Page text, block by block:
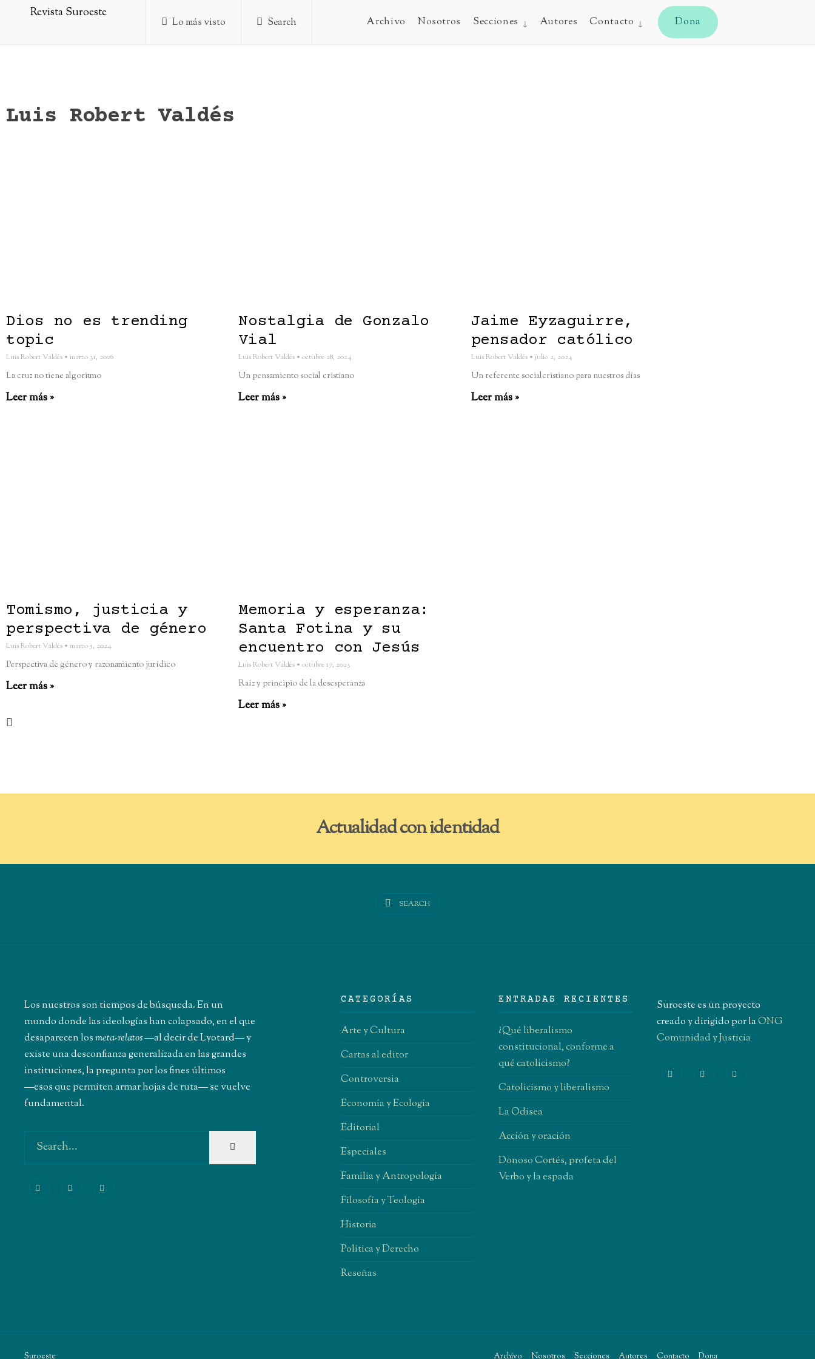
Lo más visto Search Archivo Nosotros Secciones Autores Contacto Dona
Luis Robert Valdés
Dios no es trending
topic
Luis Robert Valdés marzo 31, 2026
La cruz no tiene algoritmo
Leer más »
Nostalgia de Gonzalo
Vial
Luis Robert Valdés octubre 28, 2024
Un pensamiento social cristiano
Leer más »
Jaime Eyzaguirre,
pensador católico
Luis Robert Valdés julio 2, 2024
Un referente socialcristiano para nuestros días
Leer más »
Tomismo, justicia y
perspectiva de género
Luis Robert Valdés marzo 5, 2024
Perspectiva de género y razonamiento jurídico
Leer más »
Memoria y esperanza:
Santa Fotina y su
encuentro con Jesús
Luis Robert Valdés octubre 17, 2023
Raíz y principio de la desesperanza
Leer más »
Actualidad con identidad
SEARCH
Los nuestros son tiempos de búsqueda. En un
mundo donde las ideologías han colapsado, en el que
desaparecen losmeta-relatos―al decir de Lyotard― y
existe una desconfianza generalizada en las grandes
instituciones, la pregunta por los fines últimos
―esos que permiten armar hojas de ruta― se vuelve
fundamental.
CATEGORÍAS
Arte y Cultura
Cartas al editor
Controversia
Economía y Ecología
Editorial
Especiales
Familia y Antropología
Filosofía y Teología
Historia
Política y Derecho
Reseñas
ENTRADAS RECIENTES
¿Qué liberalismo
constitucional, conforme a
qué catolicismo?
Catolicismo y liberalismo
La Odisea
Acción y oración
Donoso Cortés, profeta del
Verbo y la espada
Suroeste es un proyecto
creado y dirigido por laONG
Comunidad y Justicia
Suroeste Archivo Nosotros Secciones Autores Contacto Dona